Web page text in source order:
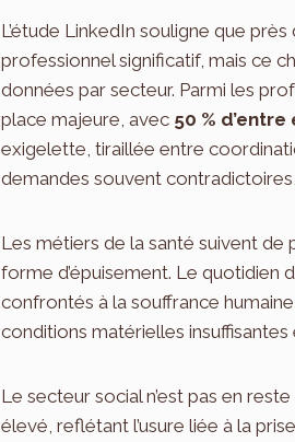
L’étude LinkedIn souligne que près
professionnel significatif, mais ce
données par secteur. Parmi les
place majeure, avec 50 %
exigelette, tiraillée entre
demandes souvent
Les métiers de la santé suivent
forme d’épuisement. Le quotidien
confrontés à la souffrance
conditions matérielles
Le secteur social n’est pas en reste
élevé, reflétant l’usure liée à la